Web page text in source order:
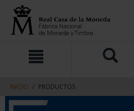
contenido
navegacin
INICIO PRODUCTOS